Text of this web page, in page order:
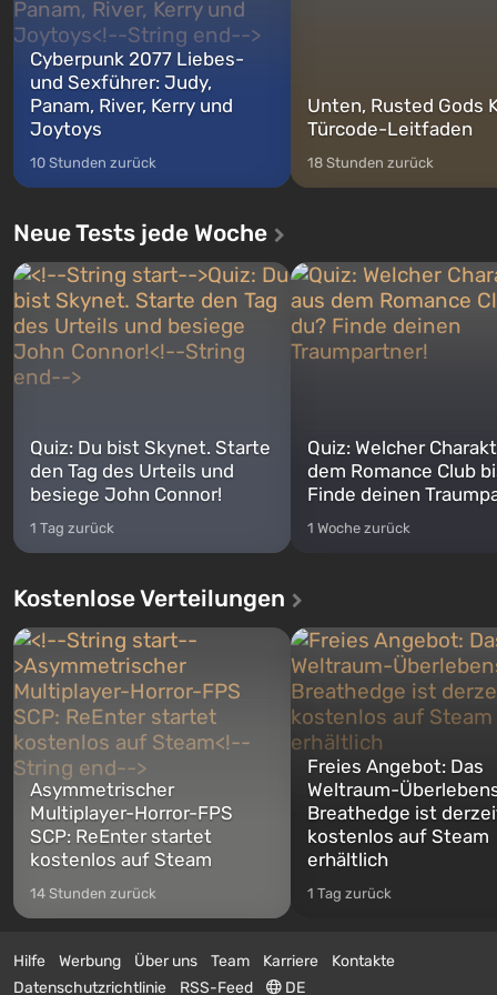
Cyberpunk 2077 Liebes-
und Sexführer: Judy,
Panam, River, Kerry und
Joytoys
10 Stunden zurück
Unten, Rusted Gods
Türcode-Leitfaden
18 Stunden zurück
Neue Tests jede Woche
Quiz: Du bist Skynet. Starte
den Tag des Urteils und
besiege John Connor!
1 Tag zurück
Quiz: Welcher
dem Romance Club
Finde deinen
1 Woche zurück
Kostenlose Verteilungen
Asymmetrischer
Multiplayer-Horror-FPS
SCP: ReEnter startet
kostenlos auf Steam
14 Stunden zurück
Freies Angebot: Das
Weltraum-
Breathedge ist
kostenlos auf Steam
erhältlich
1 Tag zurück
Hilfe Werbung Über uns Team Karriere
Kontakte
Datenschutzrichtlinie
RSS-Feed DE